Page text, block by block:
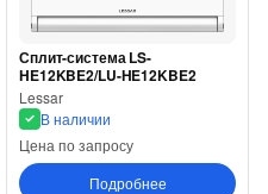
Сплит-система LS-
HE12KBE2/LU-HE12KBE2
Lessar
В наличии
Цена по запросу
Подробнее